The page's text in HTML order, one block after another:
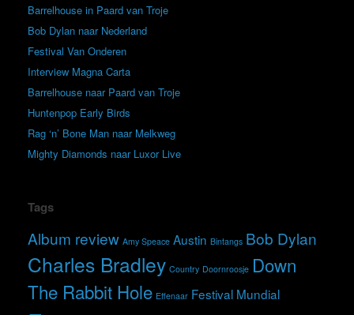
Barrelhouse in Paard van Troje
Bob Dylan naar Nederland
Festival Van Onderen
Interview Magna Carta
Barrelhouse naar Paard van Troje
Huntenpop Early Birds
Rag ‘n’ Bone Man naar Melkweg
Mighty Diamonds naar Luxor Live
Tags
Album review Amy Speace Austin Bintangs Bob Dylan
Charles Bradley Country Doornroosje Down
The Rabbit Hole Effenaar Festival Mundial